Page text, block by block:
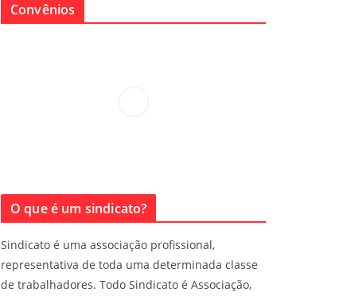
Convênios
O que é um sindicato?
Sindicato é uma associação profissional,
representativa de toda uma determinada classe
de trabalhadores. Todo Sindicato é Associação,